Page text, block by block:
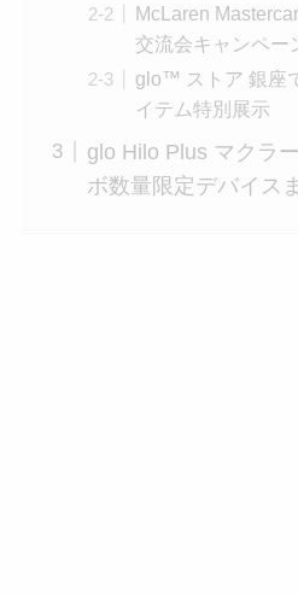
McLaren
交流会キャンペー
glo™ ストア 銀座
イテム特別展示
glo Hilo Plus マクラ
ボ数量限定デバイス